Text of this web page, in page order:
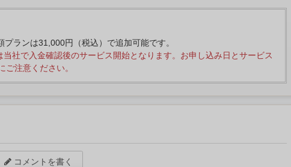
ランは31,000円（税込）で追加可能です。
社で入金確認後のサービス開始となります。お申し込み日とサービス
注意ください。
コメントを書く